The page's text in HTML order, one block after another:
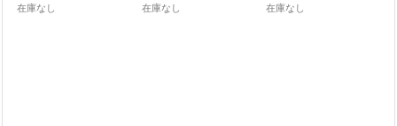
在庫なし 在庫なし 在庫なし